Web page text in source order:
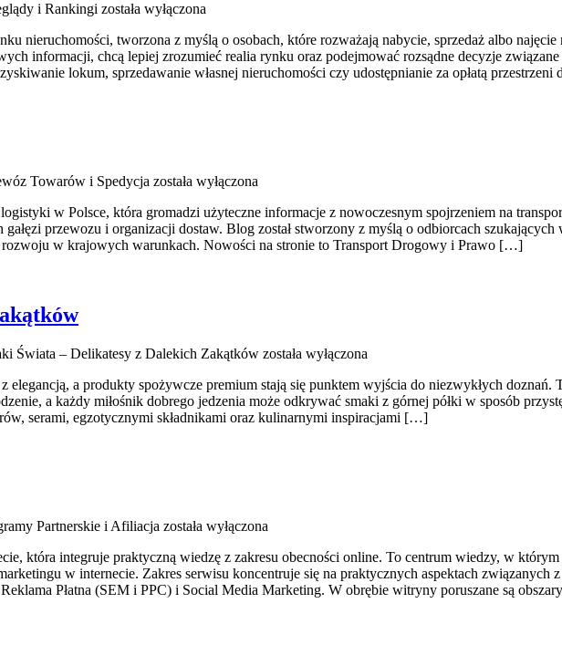
i Rankingi została wyłączona
nieruchomości, tworzona z myślą o osobach, które rozważają nabycie, sprzedaż albo
informacji, chcą lepiej zrozumieć realia rynku oraz podejmować rozsądne decyzje
lokum, sprzedawanie własnej nieruchomości czy udostępnianie za opłatą
Towarów i Spedycja została wyłączona
w Polsce, która gromadzi użyteczne informacje z nowoczesnym spojrzeniem na
przewozu i organizacji dostaw. Blog został stworzony z myślą o odbiorcach
w krajowych warunkach. Nowości na stronie to Transport Drogowy i Prawo […]
Świata – Delikatesy z Dalekich Zakątków została wyłączona
a produkty spożywcze premium stają się punktem wyjścia do niezwykłych
a każdy miłośnik dobrego jedzenia może odkrywać smaki z górnej półki w sposób
serami, egzotycznymi składnikami oraz kulinarnymi inspiracjami […]
Partnerskie i Afiliacja została wyłączona
która integruje praktyczną wiedzę z zakresu obecności online. To centrum wiedzy, w
w internecie. Zakres serwisu koncentruje się na praktycznych aspektach związanych
Płatna (SEM i PPC) i Social Media Marketing. W obrębie witryny poruszane są